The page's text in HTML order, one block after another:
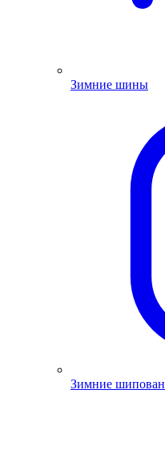
Зимние шины
Зимние